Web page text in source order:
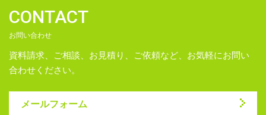
CONTACT
お問い合わせ
資料請求、ご相談、お見積り、ご依頼など、お気軽にお問い
合わせください。
メールフォーム